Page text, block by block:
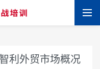
利外贸市场概况